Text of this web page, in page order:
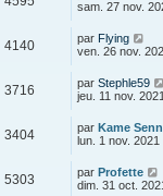
sam. 27 nov.
4140 par Flying
ven. 26 nov.
3716 par Stephle59
jeu. 11 nov.
3404 par Kame
lun. 1 nov. 2021
5303 par Profette
dim. 31 oct.